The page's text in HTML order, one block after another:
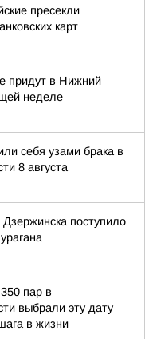
пресекли
карт
придут в Нижний
неделе
себя узами брака в
8 августа
поступило
пар в
выбрали эту дату
в жизни